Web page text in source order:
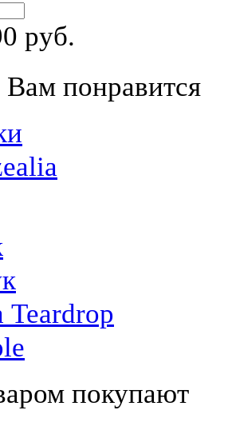
руб.
понравится
покупают